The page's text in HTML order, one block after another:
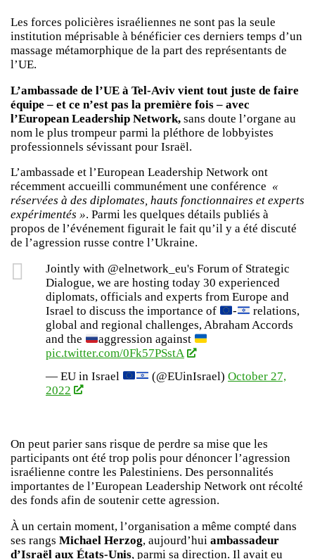
Les forces policières israéliennes ne sont pas la seule
institution méprisable à bénéficier ces derniers temps d’un
massage métamorphique de la part des représentants de
l’UE.
L’ambassade de l’UE à Tel-Aviv vient tout juste de faire
équipe – et ce n’est pas la première fois – avec
l’European Leadership Network, sans doute l’organe au
nom le plus trompeur parmi la pléthore de lobbyistes
professionnels sévissant pour Israël.
L’ambassade et l’European Leadership Network ont
récemment accueilli communément une conférence «
réservées à des diplomates, hauts fonctionnaires et experts
expérimentés ». Parmi les quelques détails publiés à
propos de l’événement figurait le fait qu’il y a été discuté
de l’agression russe contre l’Ukraine.
Jointly with @elnetwork_eu's Forum of Strategic
Dialogue, we are hosting today 30 experienced
diplomats, officials and experts from Europe and
Israel to discuss the importance of
-
relations,
global and regional challenges, Abraham Accords
and the
aggression against
pic.twitter.com/0Fk57PSstA
— EU in Israel
(@EUinIsrael)October 27,
2022
On peut parier sans risque de perdre sa mise que les
participants ont été trop polis pour dénoncer l’agression
israélienne contre les Palestiniens. Des personnalités
importantes de l’European Leadership Network ont récolté
des fonds afin de soutenir cette agression.
À un certain moment, l’organisation a même compté dans
ses rangs Michael Herzog, aujourd’hui ambassadeur
d’Israël aux États-Unis, parmi sa direction. Il avait eu